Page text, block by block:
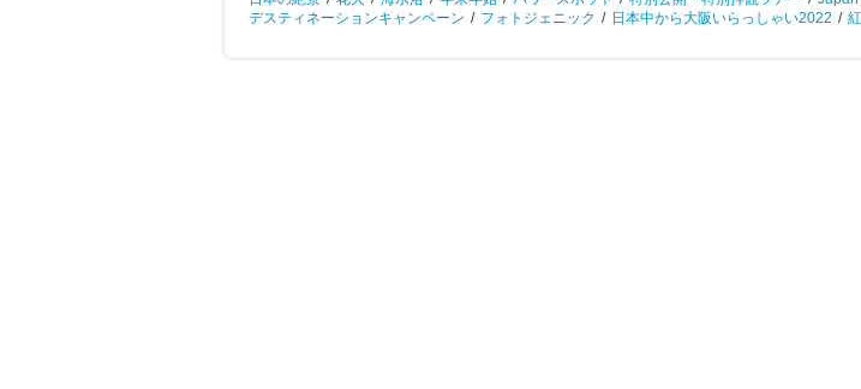
デスティネーションキャンペーン / フォトジェニック / 日本中から大阪いらっしゃい2022 /